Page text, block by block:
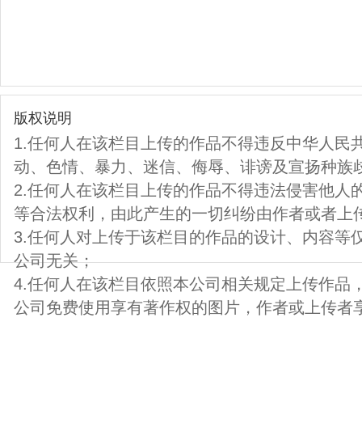
版权说明
1.任何人在该栏目上传的作品不得违反中华人民
动、色情、暴力、迷信、侮辱、诽谤及宣扬种族
2.任何人在该栏目上传的作品不得违法侵害他人
等合法权利，由此产生的一切纠纷由作者或者上
3.任何人对上传于该栏目的作品的设计、内容等
公司无关；
4.任何人在该栏目依照本公司相关规定上传作品
公司免费使用享有著作权的图片，作者或上传者